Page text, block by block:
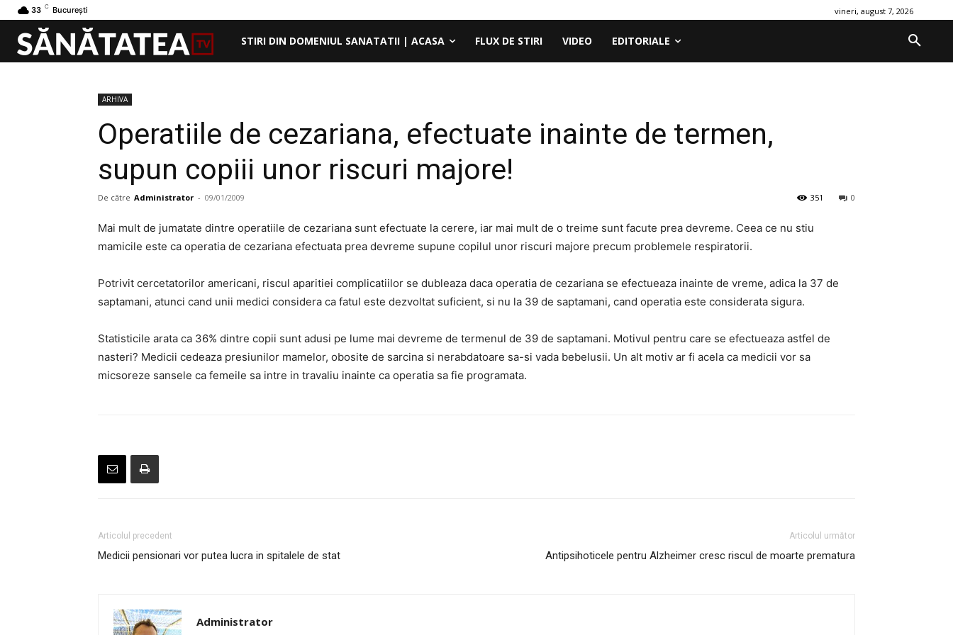
33 C București vineri, august 7, 2026
STIRI DIN DOMENIUL SANATATII | ACASA FLUX DE STIRI VIDEO EDITORIALE
ARHIVA
Operatiile de cezariana, efectuate inainte de termen,
supun copiii unor riscuri majore!
De către Administrator - 09/01/2009 0
351
Mai mult de jumatate dintre operatiile de cezariana sunt efectuate la cerere, iar mai mult de o treime sunt facute prea devreme. Ceea ce nu stiu
mamicile este ca operatia de cezariana efectuata prea devreme supune copilul unor riscuri majore precum problemele respiratorii.
Potrivit cercetatorilor americani, riscul aparitiei complicatiilor se dubleaza daca operatia de cezariana se efectueaza inainte de vreme, adica la 37 de
saptamani, atunci cand unii medici considera ca fatul este dezvoltat suficient, si nu la 39 de saptamani, cand operatia este considerata sigura.
Statisticile arata ca 36% dintre copii sunt adusi pe lume mai devreme de termenul de 39 de saptamani. Motivul pentru care se efectueaza astfel de
nasteri? Medicii cedeaza presiunilor mamelor, obosite de sarcina si nerabdatoare sa-si vada bebelusii. Un alt motiv ar fi acela ca medicii vor sa
micsoreze sansele ca femeile sa intre in travaliu inainte ca operatia sa fie programata.
Articolul precedent
Medicii pensionari vor putea lucra in spitalele de stat
Articolul următor
Antipsihoticele pentru Alzheimer cresc riscul de moarte prematura
Administrator